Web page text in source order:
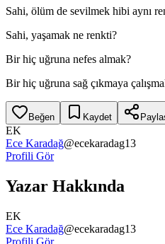
Sahi, ölüm de sevilmek hibi aynı
Sahi, yaşamak ne renkti?
Bir hiç uğruna nefes almak?
Bir hiç uğruna sağ çıkmaya
Beğen Kaydet
EK
Ece Karadağ@ecekaradag13
Profili Gör
Yazar Hakkında
EK
Ece Karadağ@ecekaradag13
Profili Gör